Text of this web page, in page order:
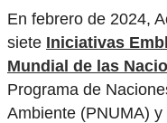
En febrero de 2024,
siete Iniciativas
Mundial de las
Programa de
Ambiente (PNUMA)